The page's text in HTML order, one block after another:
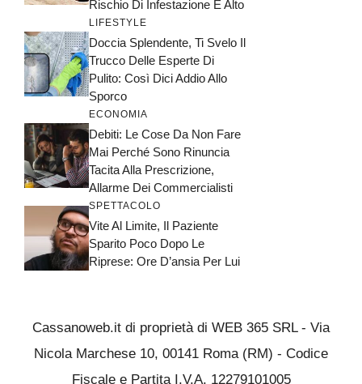
Rischio Di Infestazione È Alto
LIFESTYLE
Doccia Splendente, Ti Svelo Il
Trucco Delle Esperte Di
Pulito: Così Dici Addio Allo
Sporco
ECONOMIA
Debiti: Le Cose Da Non Fare
Mai Perché Sono Rinuncia
Tacita Alla Prescrizione,
Allarme Dei Commercialisti
SPETTACOLO
Vite Al Limite, Il Paziente
Sparito Poco Dopo Le
Riprese: Ore D’ansia Per Lui
Cassanoweb.it di proprietà di WEB 365 SRL - Via
Nicola Marchese 10, 00141 Roma (RM) - Codice
Fiscale e Partita I.V.A. 12279101005